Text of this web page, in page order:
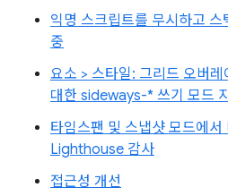
익명 스크립트를 무시하고
중
요소 > 스타일: 그리드 오버레
대한 sideways-* 쓰기 모드
타임스팬 및 스냅샷 모드에
Lighthouse 감사
접근성 개선